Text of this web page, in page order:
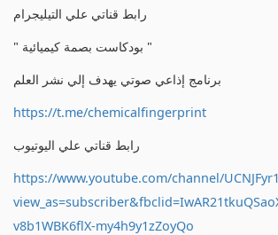
رابط قناتي علي التيليجرام
" بودكاست بصمة كيميائية "
برنامج إذاعي صوتي يهدف إلي نشر العلم
https://t.me/chemicalfingerprint
رابط قناتي علي اليوتيوب
https://www.youtube.com/channel/
v8b1WBK6flX-my4h9y1zZoyQo